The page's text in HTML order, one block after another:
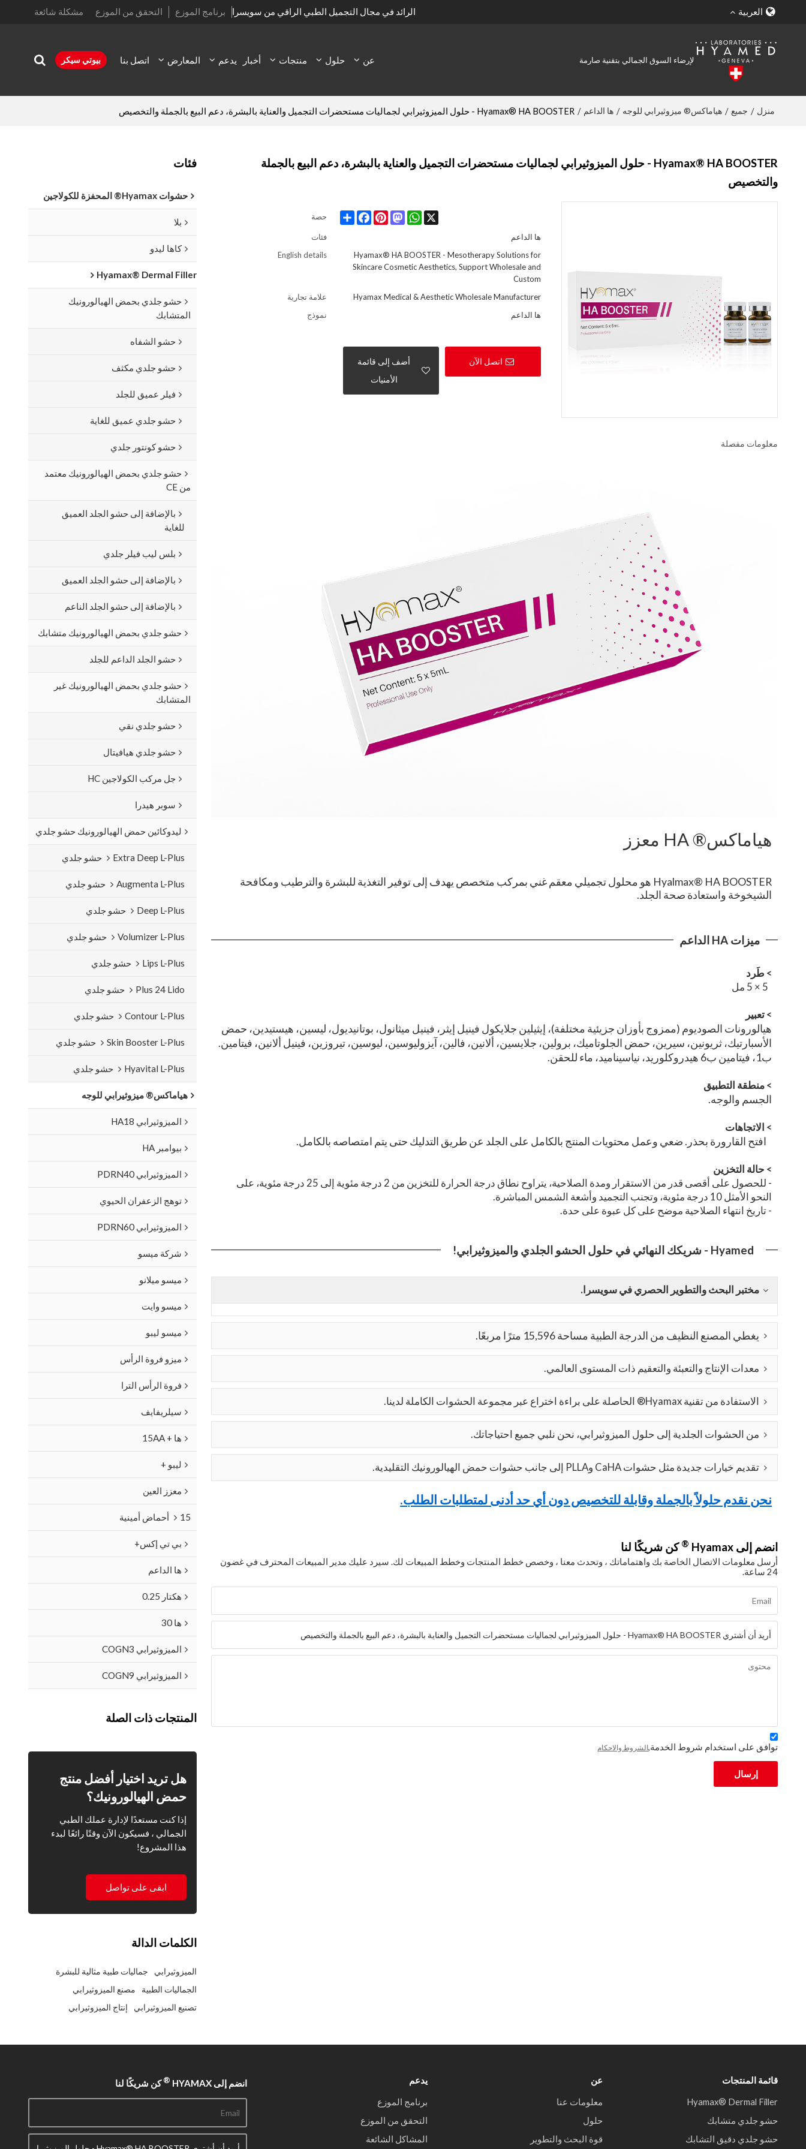
الرائد في مجال التجميل الطبي الراقي من سويسرا برنامج الموزع التحقق من الموزع مشكلة شائعة العربية
لإرضاء السوق الجمالي بتقنية صارمة عن حلول منتجات أخبار يدعم المعارض اتصل بنا بيوتي سيكر
منزل / جميع / هياماكس® ميزوثيرابي للوجه / ها الداعم / Hyamax® HA BOOSTER - حلول الميزوثيرابي لجماليات مستحضرات التجميل والعناية بالبشرة، دعم البيع بالجملة والتخصيص
فئات
حشوات Hyamax® المحفزة للكولاجين
بلا
كاها ليدو
Hyamax® Dermal Filler
حشو جلدي بحمض الهيالورونيك
المتشابك
حشو الشفاه
حشو جلدي مكثف
فيلر عميق للجلد
حشو جلدي عميق للغاية
حشو كونتور جلدي
حشو جلدي بحمض الهيالورونيك معتمد
من CE
بالإضافة إلى حشو الجلد العميق
للغاية
بلس ليب فيلر جلدي
بالإضافة إلى حشو الجلد العميق
بالإضافة إلى حشو الجلد الناعم
حشو جلدي بحمض الهيالورونيك متشابك
حشو الجلد الداعم للجلد
حشو جلدي بحمض الهيالورونيك غير
المتشابك
حشو جلدي نقي
حشو جلدي هيافيتال
جل مركب الكولاجين HC
سوبر هيدرا
ليدوكائين حمض الهيالورونيك حشو جلدي
Extra Deep L-Plus حشو جلدي
Augmenta L-Plus حشو جلدي
Deep L-Plus حشو جلدي
Volumizer L-Plus حشو جلدي
Lips L-Plus حشو جلدي
Plus 24 Lido حشو جلدي
Contour L-Plus حشو جلدي
Skin Booster L-Plus حشو جلدي
Hyavital L-Plus حشو جلدي
هياماكس® ميزوثيرابي للوجه
الميزوثيرابي HA18
بيوامبر HA
الميزوثيرابي PDRN40
توهج الزعفران الحيوي
الميزوثيرابي PDRN60
شركة ميسو
ميسو ميلانو
ميسو وايت
ميسو ليبو
ميزو فروة الرأس
فروة الرأس الترا
سيلريفايف
ها + 15AA
ليبو +
معزز العين
15 أحماض أمينية
بي تي إكس+
ها الداعم
هكتار 0.25
ها 30
الميزوثيرابي COGN3
الميزوثيرابي COGN9
المنتجات ذات الصلة
هل تريد اختيار أفضل منتج
حمض الهيالورونيك؟
إذا كنت مستعدًا لإدارة عملك الطبي
الجمالي ، فسيكون الآن وقتًا رائعًا لبدء
هذا المشروع!
ابقى على تواصل
الكلمات الدالة
الميزوثيرابي
جماليات طبية مثالية للبشرة
الجماليات الطبية
مصنع الميزوثيرابي
تصنيع الميزوثيرابي
إنتاج الميزوثيرابي
Hyamax® HA BOOSTER - حلول الميزوثيرابي لجماليات مستحضرات التجميل والعناية بالبشرة، دعم البيع بالجملة
والتخصيص
حصة Share
FacebookPinterest
Mastodon
WhatsApp X
فئات
ها الداعم
English details
Hyamax® HA BOOSTER - Mesotherapy Solutions for
Skincare Cosmetic Aesthetics, Support Wholesale and
Custom
علامة تجارية
Hyamax Medical & Aesthetic Wholesale Manufacturer
نموذج
ها الداعم
اتصل الآن
أضف إلى قائمة
الأمنيات
معلومات مفصلة
هياماكس® HA معزز
Hyalmax® HA BOOSTER هو محلول تجميلي معقم غني بمركب متخصص يهدف إلى توفير التغذية للبشرة والترطيب ومكافحة
الشيخوخة واستعادة صحة الجلد.
ميزات HA الداعم
> طَرد
5 × 5 مل
> تعبير
هيالورونات الصوديوم (ممزوج بأوزان جزيئية مختلفة)، إيثيلين جلايكول فينيل إيثر، فينيل ميثانول، بوتانيديول، ليسين، هيستيدين، حمض
الأسبارتيك، ثريونين، سيرين، حمض الجلوتاميك، برولين، جلايسين، ألانين، فالين، آيزوليوسين، ليوسين، تيروزين، فينيل ألانين، فيتامين.
ب1، فيتامين ب6 هيدروكلوريد، نياسيناميد، ماء للحقن.
> منطقة التطبيق
الجسم والوجه.
> الاتجاهات
افتح القارورة بحذر. ضعي وعمل محتويات المنتج بالكامل على الجلد عن طريق التدليك حتى يتم امتصاصه بالكامل.
> حالة التخزين
- للحصول على أقصى قدر من الاستقرار ومدة الصلاحية، يتراوح نطاق درجة الحرارة للتخزين من 2 درجة مئوية إلى 25 درجة مئوية، على
النحو الأمثل 10 درجة مئوية، وتجنب التجميد وأشعة الشمس المباشرة.
- تاريخ انتهاء الصلاحية موضح على كل عبوة على حدة.
Hyamed - شريكك النهائي في حلول الحشو الجلدي والميزوثيرابي!
مختبر البحث والتطوير الحصري في سويسرا.
يغطي المصنع النظيف من الدرجة الطبية مساحة 15,596 مترًا مربعًا.
معدات الإنتاج والتعبئة والتعقيم ذات المستوى العالمي.
الاستفادة من تقنية Hyamax® الحاصلة على براءة اختراع عبر مجموعة الحشوات الكاملة لدينا.
من الحشوات الجلدية إلى حلول الميزوثيرابي، نحن نلبي جميع احتياجاتك.
تقديم خيارات جديدة مثل حشوات CaHA وPLLA إلى جانب حشوات حمض الهيالورونيك التقليدية.
نحن نقدم حلولاً بالجملة وقابلة للتخصيص دون أي حد أدنى لمتطلبات الطلب.
انضم إلى Hyamax ® كن شريكًا لنا
أرسل معلومات الاتصال الخاصة بك واهتماماتك ، وتحدث معنا ، وخصص خطط المنتجات وخطط المبيعات لك. سيرد عليك مدير المبيعات المحترف في غضون
24 ساعة.
توافق على استخدام شروط الخدمة,الشروط والاحكام
إرسال
قائمة المنتجات
Hyamax® Dermal Filler
حشو جلدي متشابك
حشو جلدي دقيق التشابك
عن
معلومات عنا
حلول
قوة البحث والتطوير
يدعم
برنامج الموزع
التحقق من الموزع
المشاكل الشائعة
انضم إلى HYAMAX ®كن شريكًا لنا